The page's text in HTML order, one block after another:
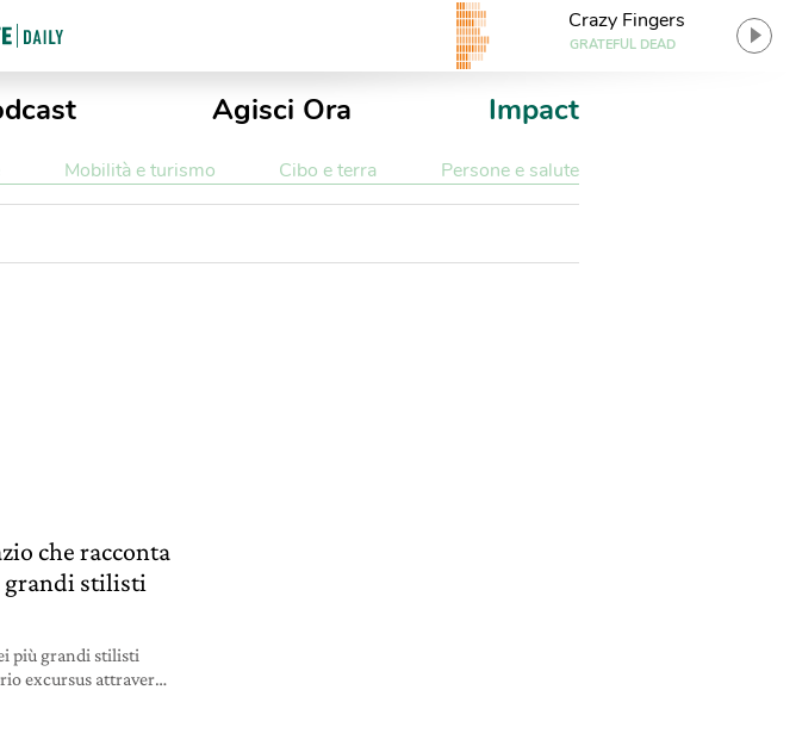
Crazy Fingers
GRATEFUL DEAD
Agisci Ora Impact
Mobilità e turismo Cibo e terra Persone e salute
che racconta
grandi stilisti
più grandi stilisti
excursus attraverso